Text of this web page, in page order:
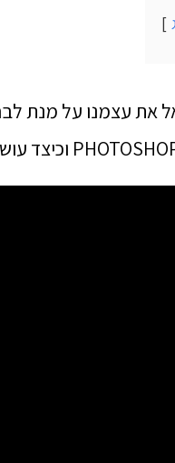
את עצמנו על מנת